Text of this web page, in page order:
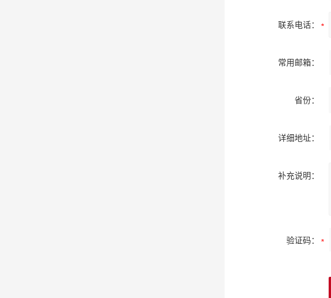
联系电话：
常用邮箱：
省份：
详细地址：
补充说明：
验证码：